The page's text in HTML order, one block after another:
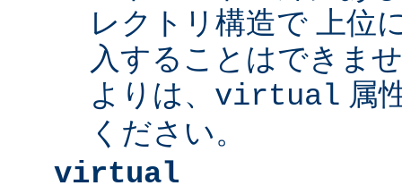
レクトリ構造で 上位
入することはできま
よりは、 virtual 属
ください。
virtual